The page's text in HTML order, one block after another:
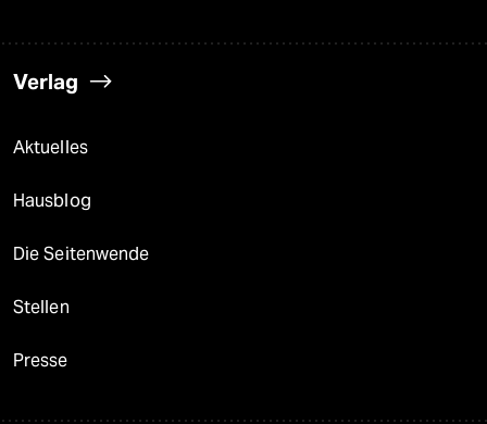
Verlag
Aktuelles
Hausblog
Die Seitenwende
Stellen
Presse